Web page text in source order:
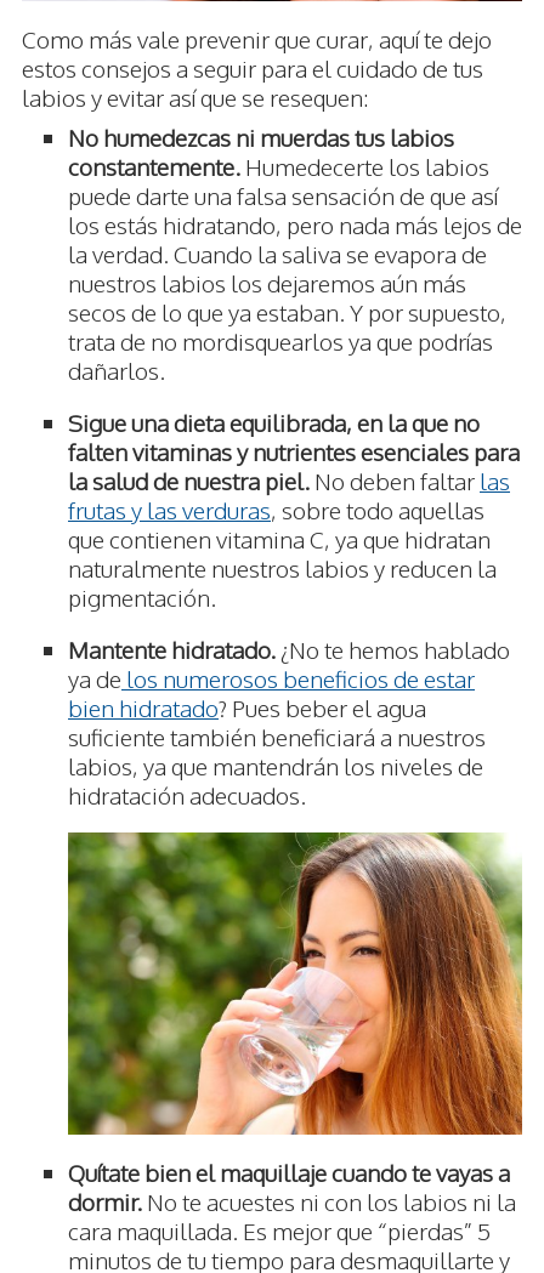
Como más vale prevenir que curar, aquí te dejo
estos consejos a seguir para el cuidado de tus
labios y evitar así que se resequen:
No humedezcas ni muerdas tus labios
constantemente. Humedecerte los labios
puede darte una falsa sensación de que así
los estás hidratando, pero nada más lejos de
la verdad. Cuando la saliva se evapora de
nuestros labios los dejaremos aún más
secos de lo que ya estaban. Y por supuesto,
trata de no mordisquearlos ya que podrías
dañarlos.
Sigue una dieta equilibrada, en la que no
falten vitaminas y nutrientes esenciales para
la salud de nuestra piel. No deben faltar las
frutas y las verduras, sobre todo aquellas
que contienen vitamina C, ya que hidratan
naturalmente nuestros labios y reducen la
pigmentación.
Mantente hidratado. ¿No te hemos hablado
ya de los numerosos beneficios de estar
bien hidratado? Pues beber el agua
suficiente también beneficiará a nuestros
labios, ya que mantendrán los niveles de
hidratación adecuados.
Quítate bien el maquillaje cuando te vayas a
dormir. No te acuestes ni con los labios ni la
cara maquillada. Es mejor que “pierdas” 5
minutos de tu tiempo para desmaquillarte y